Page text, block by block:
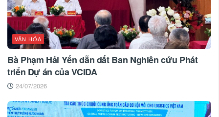
VĂN HÓA
Bà Phạm Hải Yến dẫn dắt Ban Nghiên cứu Phát
triển Dự án của VCIDA
24/07/2026